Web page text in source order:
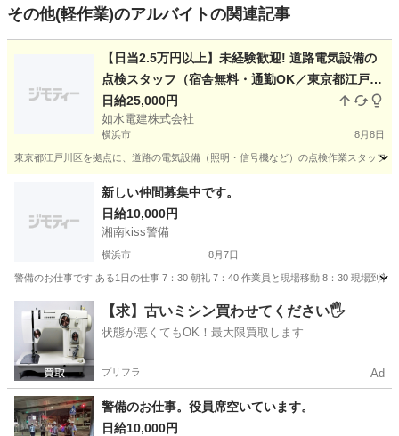
その他(軽作業)のアルバイトの関連記事
【日当2.5万円以上】未経験歓迎! 道路電気設備の
点検スタッフ（宿舎無料・通勤OK／東京都江戸川
区拠点・1名募集）
日給25,000円
如水電建株式会社
横浜市 8月8日
東京都江戸川区を拠点に、道路の電気設備（照明・信号機など）の点検作業スタッフ
その他 スタッフ
新しい仲間募集中です。
日給10,000円
湘南kiss警備
横浜市 8月7日
警備のお仕事です ある1日の仕事 7：30 朝礼 7：40 作業員と現場移動 8：30 現場到着
神奈川 横浜市 警備員 午前中
【求】古いミシン買わせてください🖐️
状態が悪くてもOK！最大限買取します
プリフラ Ad
警備のお仕事。役員席空いています。
日給10,000円